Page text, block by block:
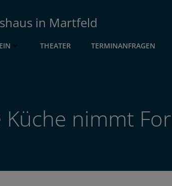
in Martfeld
THEATER TERMINANFRAGEN
nimmt